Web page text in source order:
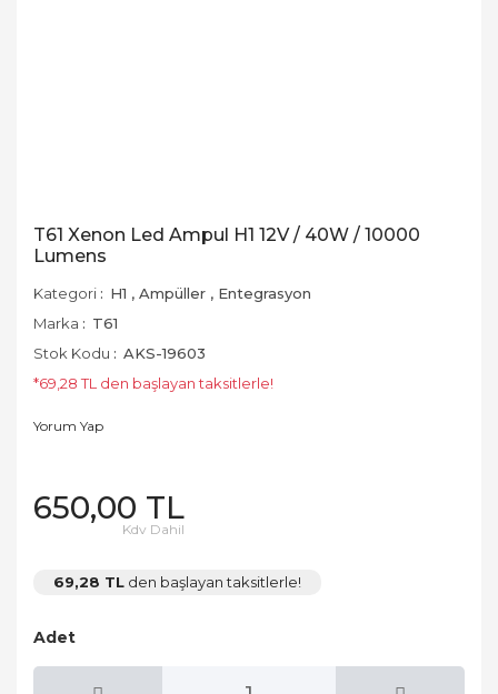
T61 Xenon Led Ampul H1 12V / 40W / 10000
Lumens
Kategori H1 , Ampüller , Entegrasyon
Marka
T61
Stok Kodu
AKS-19603
*69,28 TL den başlayan taksitlerle!
Yorum Yap
650,00 TL
Kdv Dahil
69,28 TL den başlayan taksitlerle!
Adet